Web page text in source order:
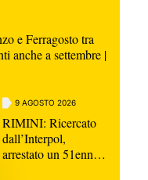
e Ferragosto tra
anche a settembre |
9 AGOSTO 2026
RIMINI: Ricercato
dall’Interpol,
arrestato un 51enne